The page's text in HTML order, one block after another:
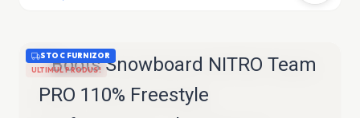
STOC FURNIZOR
ULTIMUL PRODUS!